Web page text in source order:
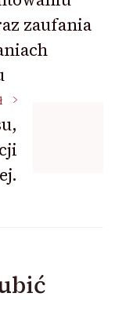
zaufania